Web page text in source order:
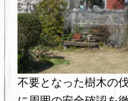
不要となった樹木の